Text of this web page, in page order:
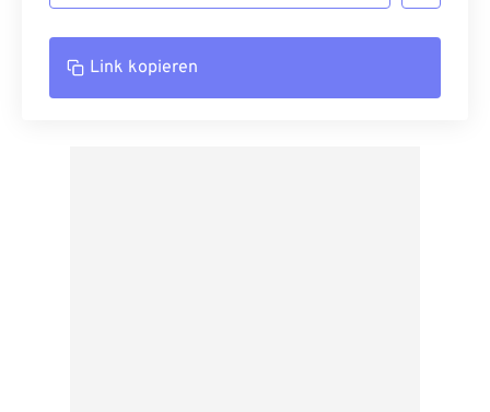
Link kopieren